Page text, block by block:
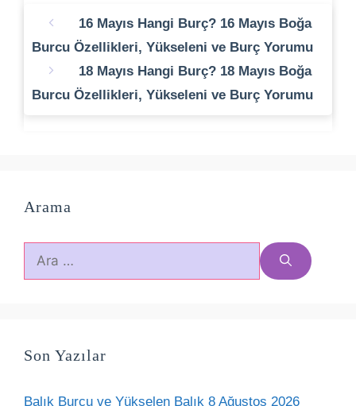
16 Mayıs Hangi Burç? 16 Mayıs Boğa
Burcu Özellikleri, Yükseleni ve Burç Yorumu
18 Mayıs Hangi Burç? 18 Mayıs Boğa
Burcu Özellikleri, Yükseleni ve Burç Yorumu
Arama
için
Son Yazılar
Balık Burcu ve Yükselen Balık 8 Ağustos 2026